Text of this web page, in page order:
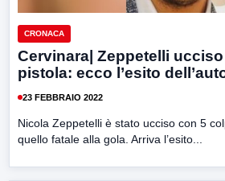
CRONACA
Cervinara| Zeppetelli
pistola: ecco l’esito
23 FEBBRAIO 2022
Nicola Zeppetelli è stato ucciso con 5
quello fatale alla gola. Arriva l’esito...